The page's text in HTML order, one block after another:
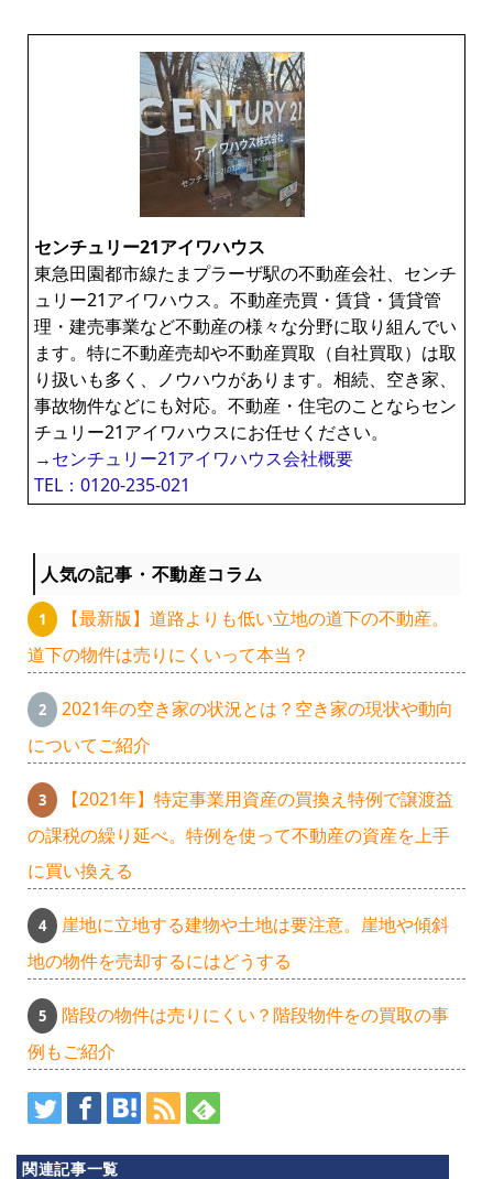
ー
ク
リ
オ
センチュリー21アイワハウス
東急田園都市線たまプラーザ駅の不動産会社、センチ
ュリー21アイワハウス。不動産売買・賃貸・賃貸管
理・建売事業など不動産の様々な分野に取り組んでい
ます。特に不動産売却や不動産買取（自社買取）は取
り扱いも多く、ノウハウがあります。相続、空き家、
事故物件などにも対応。不動産・住宅のことならセン
チュリー21アイワハウスにお任せください。
→センチュリー21アイワハウス会社概要
TEL：0120-235-021
人気の記事・不動産コラム
【最新版】道路よりも低い立地の道下の不動産。
道下の物件は売りにくいって本当？
2021年の空き家の状況とは？空き家の現状や動向
についてご紹介
【2021年】特定事業用資産の買換え特例で譲渡益
の課税の繰り延べ。特例を使って不動産の資産を上手
に買い換える
崖地に立地する建物や土地は要注意。崖地や傾斜
地の物件を売却するにはどうする
階段の物件は売りにくい？階段物件をの買取の事
例もご紹介
関連記事一覧